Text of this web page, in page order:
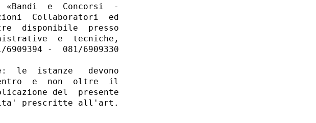
e  Concorsi  -
Collaboratori  ed
disponibile  presso
e  tecniche,
-  081/6909330
le  istanze   devono
entro  e  non  oltre  il
del  presente
prescritte all'art.